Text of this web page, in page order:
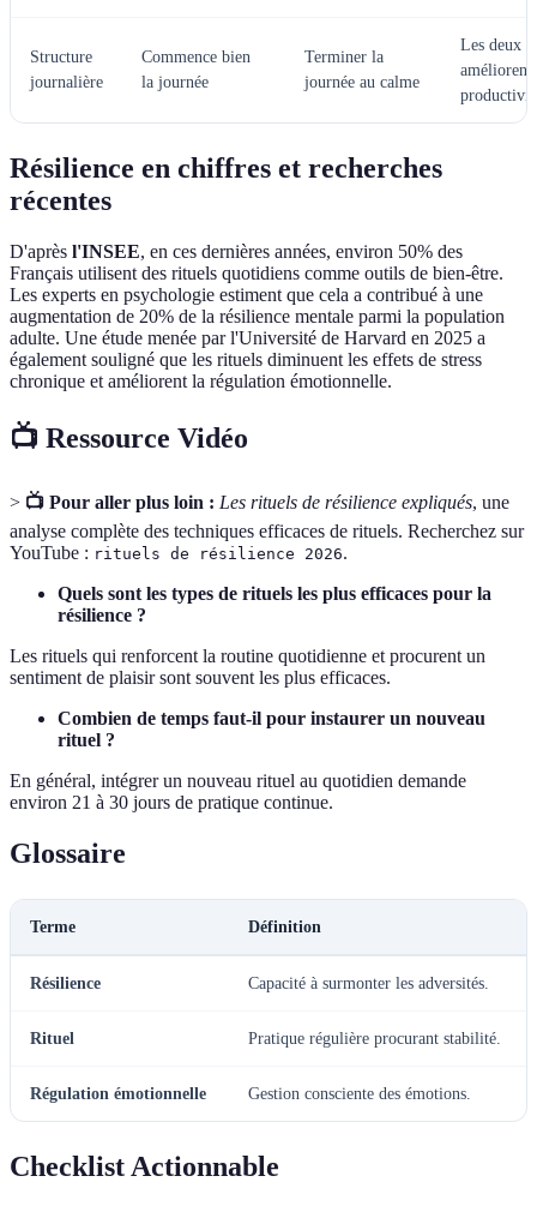
Structure
journalière
Commence bien
la journée
Terminer la
journée au calme
Les deux
améliorent
Résilience en chiffres et recherches
récentes
D'après l'INSEE, en ces dernières années, environ 50% des
Français utilisent des rituels quotidiens comme outils de bien-être.
Les experts en psychologie estiment que cela a contribué à une
augmentation de 20% de la résilience mentale parmi la population
adulte. Une étude menée par l'Université de Harvard en 2025 a
également souligné que les rituels diminuent les effets de stress
chronique et améliorent la régulation émotionnelle.
📺 Ressource Vidéo
> 📺 Pour aller plus loin : Les rituels de résilience expliqués, une
analyse complète des techniques efficaces de rituels. Recherchez sur
YouTube : rituels de résilience 2026.
Quels sont les types de rituels les plus efficaces pour la
résilience ?
Les rituels qui renforcent la routine quotidienne et procurent un
sentiment de plaisir sont souvent les plus efficaces.
Combien de temps faut-il pour instaurer un nouveau
rituel ?
En général, intégrer un nouveau rituel au quotidien demande
environ 21 à 30 jours de pratique continue.
Glossaire
Terme Définition
Résilience Capacité à surmonter les adversités.
Rituel Pratique régulière procurant stabilité.
Régulation émotionnelle Gestion consciente des émotions.
Checklist Actionnable